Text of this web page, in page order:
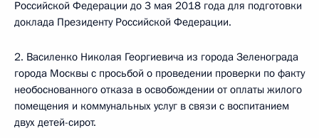
Российской Федерации до 3 мая 2018 года для подготовки
доклада Президенту Российской Федерации.
2. Василенко Николая Георгиевича из города Зеленограда
города Москвы с просьбой о проведении проверки по факту
необоснованного отказа в освобождении от оплаты жилого
помещения и коммунальных услуг в связи с воспитанием
двух детей-сирот.